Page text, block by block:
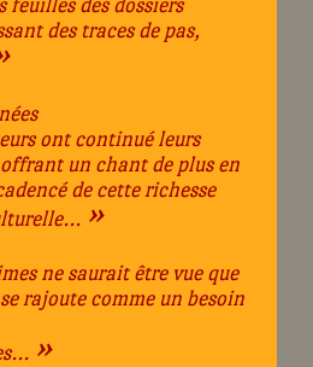
des traces de pas,
ont continué leurs
un chant de plus en
de cette richesse
»
ne saurait être vue que
rajoute comme un besoin
»